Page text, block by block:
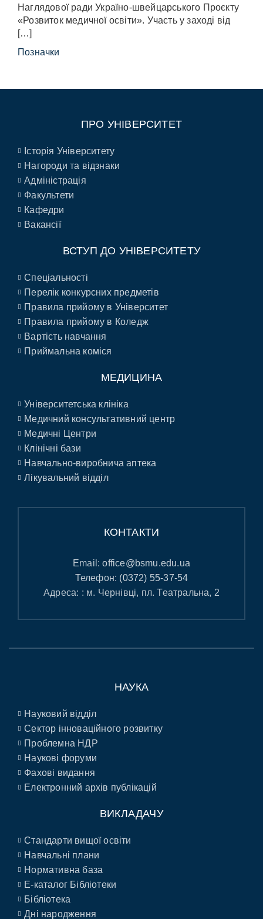
Наглядової ради Україно-швейцарського Проєкту
«Розвиток медичної освіти». Участь у заході від
[…]
Позначки
ПРО УНІВЕРСИТЕТ
Історія Університету
Нагороди та відзнаки
Адміністрація
Факультети
Кафедри
Вакансії
ВСТУП ДО УНІВЕРСИТЕТУ
Спеціальності
Перелік конкурсних предметів
Правила прийому в Університет
Правила прийому в Коледж
Вартість навчання
Приймальна коміся
МЕДИЦИНА
Університетська клініка
Медичний консультативний центр
Медичні Центри
Клінічні бази
Навчально-виробнича аптека
Лікувальний відділ
КОНТАКТИ
Email:office@bsmu.edu.ua
Телефон: (0372) 55-37-54
Адреса: : м. Чернівці, пл. Театральна, 2
НАУКА
Науковий відділ
Сектор інноваційного розвитку
Проблемна НДР
Наукові форуми
Фахові видання
Електронний архів публікацій
ВИКЛАДАЧУ
Стандарти вищої освіти
Навчальні плани
Нормативна база
E-каталог Бібліотеки
Бібліотека
Дні народження